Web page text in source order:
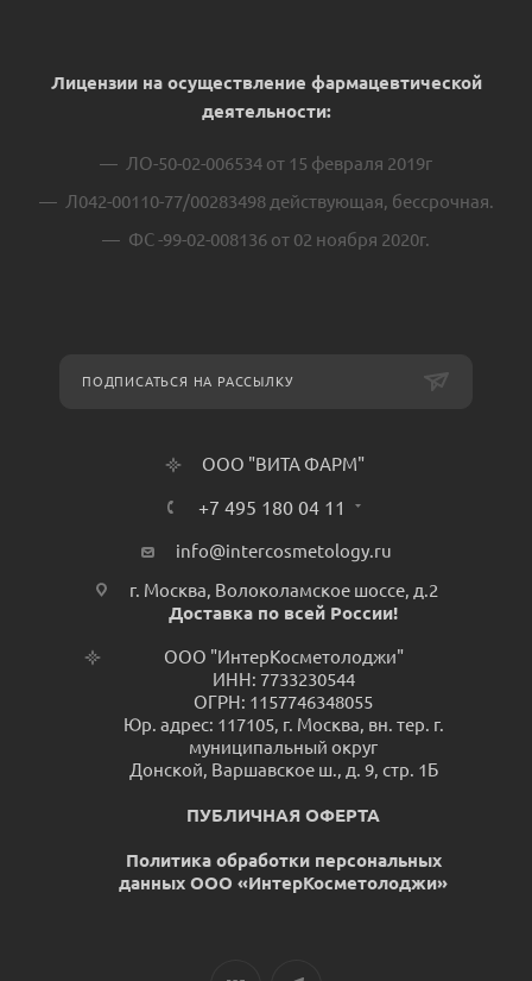
Лицензии на осуществление фармацевтической
деятельности:
ЛО-50-02-006534 от 15 февраля 2019г
Л042-00110-77/00283498 действующая, бессрочная.
ФС -99-02-008136 от 02 ноября 2020г.
ПОДПИСАТЬСЯ НА РАССЫЛКУ
ООО "ВИТА ФАРМ"
+7 495 180 04 11
info@intercosmetology.ru
г. Москва, Волоколамское шоссе, д.2
Доставка по всей России!
ООО "ИнтерКосметолоджи"
ИНН: 7733230544
ОГРН: 1157746348055
Юр. адрес: 117105, г. Москва, вн. тер. г.
муниципальный округ
Донской, Варшавское ш., д. 9, стр. 1Б
ПУБЛИЧНАЯ ОФЕРТА
Политика обработки персональных
данных ООО «ИнтерКосметолоджи»